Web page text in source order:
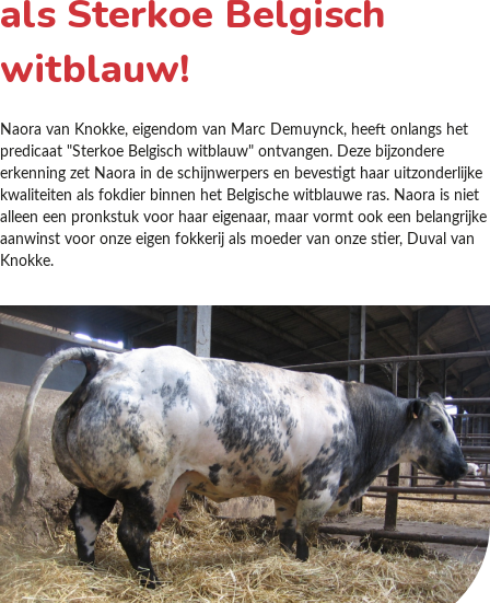
als Sterkoe Belgisch
witblauw!
Naora van Knokke, eigendom van Marc Demuynck, heeft onlangs het
predicaat "Sterkoe Belgisch witblauw" ontvangen. Deze bijzondere
erkenning zet Naora in de schijnwerpers en bevestigt haar uitzonderlijke
kwaliteiten als fokdier binnen het Belgische witblauwe ras. Naora is niet
alleen een pronkstuk voor haar eigenaar, maar vormt ook een belangrijke
aanwinst voor onze eigen fokkerij als moeder van onze stier, Duval van
Knokke.